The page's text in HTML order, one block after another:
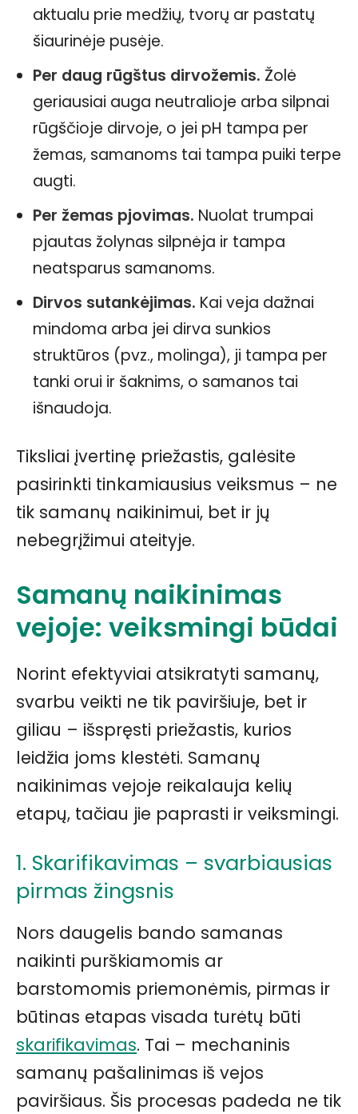
aktualu prie medžių, tvorų ar pastatų
šiaurinėje pusėje.
Per daug rūgštus dirvožemis. Žolė
geriausiai auga neutralioje arba silpnai
rūgščioje dirvoje, o jei pH tampa per
žemas, samanoms tai tampa puiki terpe
augti.
Per žemas pjovimas. Nuolat trumpai
pjautas žolynas silpnėja ir tampa
neatsparus samanoms.
Dirvos sutankėjimas. Kai veja dažnai
mindoma arba jei dirva sunkios
struktūros (pvz., molinga), ji tampa per
tanki orui ir šaknims, o samanos tai
išnaudoja.
Tiksliai įvertinę priežastis, galėsite
pasirinkti tinkamiausius veiksmus – ne
tik samanų naikinimui, bet ir jų
nebegrįžimui ateityje.
Samanų naikinimas
vejoje: veiksmingi būdai
Norint efektyviai atsikratyti samanų,
svarbu veikti ne tik paviršiuje, bet ir
giliau – išspręsti priežastis, kurios
leidžia joms klestėti. Samanų
naikinimas vejoje reikalauja kelių
etapų, tačiau jie paprasti ir veiksmingi.
1. Skarifikavimas – svarbiausias
pirmas žingsnis
Nors daugelis bando samanas
naikinti purškiamomis ar
barstomomis priemonėmis, pirmas ir
būtinas etapas visada turėtų būti
skarifikavimas. Tai – mechaninis
samanų pašalinimas iš vejos
paviršiaus. Šis procesas padeda ne tik